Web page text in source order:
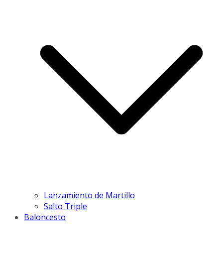
Lanzamiento de Martillo
Salto Triple
Baloncesto